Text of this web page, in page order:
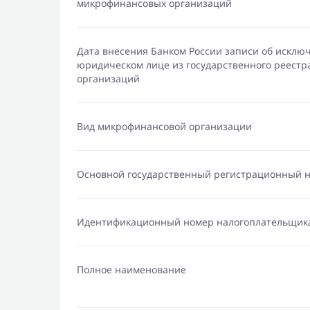
микрофинансовых организаций
Дата внесения Банком России записи об
юридическом лице из государственного
организаций
Вид микрофинансовой организации
Основной государственный регистрационный
Идентификационный номер
Полное наименование